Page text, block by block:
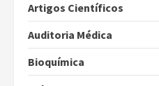
Artigos Científicos
Auditoria Médica
Bioquímica